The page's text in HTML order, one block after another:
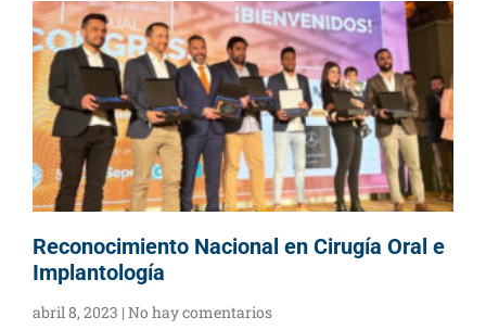
Reconocimiento Nacional en Cirugía Oral e
Implantología
abril 8, 2023 No hay comentarios